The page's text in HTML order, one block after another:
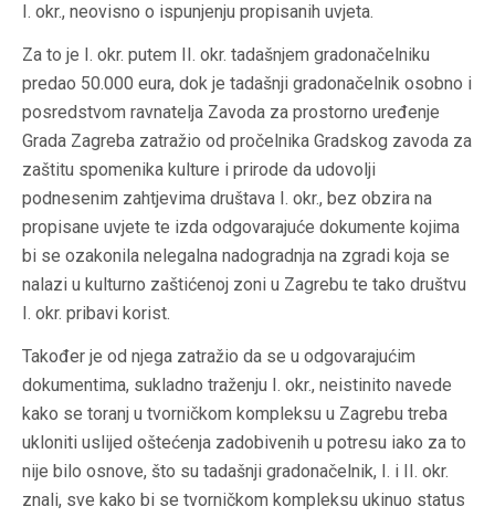
I. okr., neovisno o ispunjenju propisanih uvjeta.
Za to je I. okr. putem II. okr. tadašnjem gradonačelniku
predao 50.000 eura, dok je tadašnji gradonačelnik osobno i
posredstvom ravnatelja Zavoda za prostorno uređenje
Grada Zagreba zatražio od pročelnika Gradskog zavoda za
zaštitu spomenika kulture i prirode da udovolji
podnesenim zahtjevima društava I. okr., bez obzira na
propisane uvjete te izda odgovarajuće dokumente kojima
bi se ozakonila nelegalna nadogradnja na zgradi koja se
nalazi u kulturno zaštićenoj zoni u Zagrebu te tako društvu
I. okr. pribavi korist.
Također je od njega zatražio da se u odgovarajućim
dokumentima, sukladno traženju I. okr., neistinito navede
kako se toranj u tvorničkom kompleksu u Zagrebu treba
ukloniti uslijed oštećenja zadobivenih u potresu iako za to
nije bilo osnove, što su tadašnji gradonačelnik, I. i II. okr.
znali, sve kako bi se tvorničkom kompleksu ukinuo status